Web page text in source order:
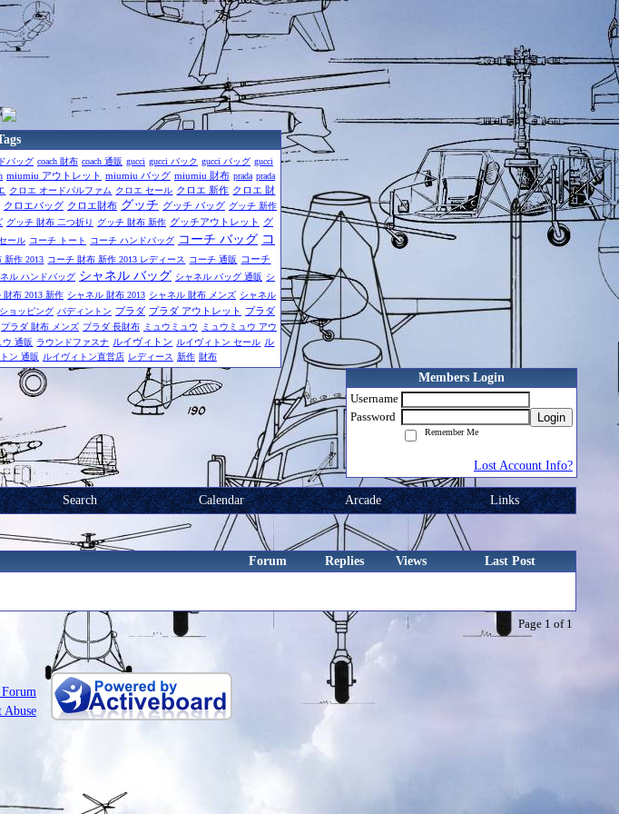
バッグ coach 財布 coach 通販 gucci gucci バック gucci バッグ gucci
miumiu アウトレット miumiu バッグ miumiu 財布 prada prada
クロエ オードパルファム クロエ セール クロエ 新作 クロエ 財
クロエバッグ クロエ財布 グッチ グッチ バッグ グッチ 新作
グッチ 財布 二つ折り グッチ 財布 新作 グッチアウトレット グ
ール コーチ トート コーチ ハンドバッグ コーチ バッグ コ
新作 2013 コーチ 財布 新作 2013 レディース コーチ 通販
コーチ
ル ハンドバッグ シャネル バッグ シャネル バッグ 通販 シ
財布 2013 新作​ シャネル 財布 2013​ シャネル 財布 メンズ シャネル
ショッピング パディントン​ プラダ プラダ アウトレット プラダ
プラダ 財布 メンズ プラダ 長財布 ミュウミュウ
ミュウミュウ アウ
ウ 通販 ラウンドファスナ ルイヴィトン ルイヴィトン セール ル
ン 通販 ルイヴィトン直営店 レディース 新作 財布
Members Login
Username
Password
Login
Remember Me
Lost Account Info?
Search Calendar Arcade Links
Forum Replies Views Last Post
Page 1 of 1
Abuse